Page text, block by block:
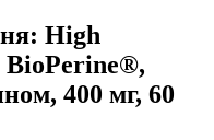
High
BioPerine®,
400 мг, 60